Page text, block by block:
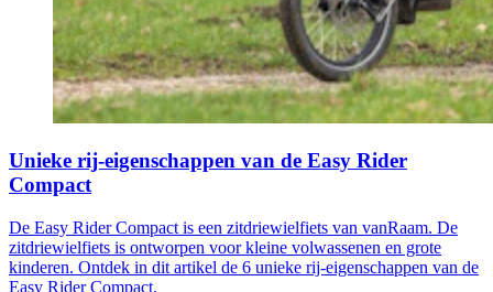
Unieke rij-eigenschappen van de Easy Rider
Compact
De Easy Rider Compact is een zitdriewielfiets van vanRaam. De
zitdriewielfiets is ontworpen voor kleine volwassenen en grote
kinderen. Ontdek in dit artikel de 6 unieke rij-eigenschappen van de
Easy Rider Compact.